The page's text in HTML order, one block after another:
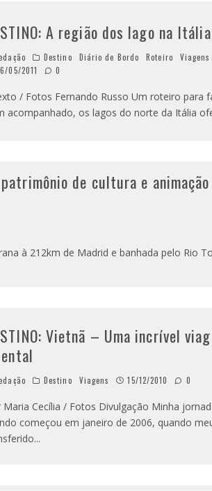
A região dos lago na
Destino Diário de Bordo Roteiro
Viagens
05/2011
0
/ Fotos Fernando Russo Um roteiro para
acompanhado, os lagos do norte da Itália
patrimônio de cultura e
à 212km de Madrid e banhada pelo Rio
Vietnã – Uma incrível
Destino Viagens 15/12/2010 0
Maria Cecília / Fotos Divulgação Minha
começou em janeiro de 2006, quando
...